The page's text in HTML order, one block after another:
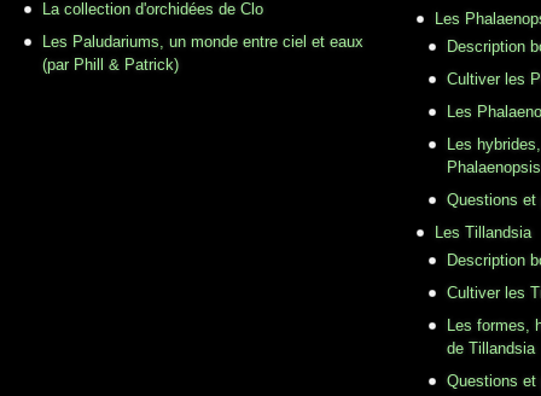
La collection d'orchidées de Clo
Les Paludariums, un monde entre ciel et eaux
(par Phill & Patrick)
Les
Description
Cultiver les
Les
Les
Phalaenopsis
Questions et
Les Tillandsia
Description
Cultiver les
Les formes,
de Tillandsia
Questions et